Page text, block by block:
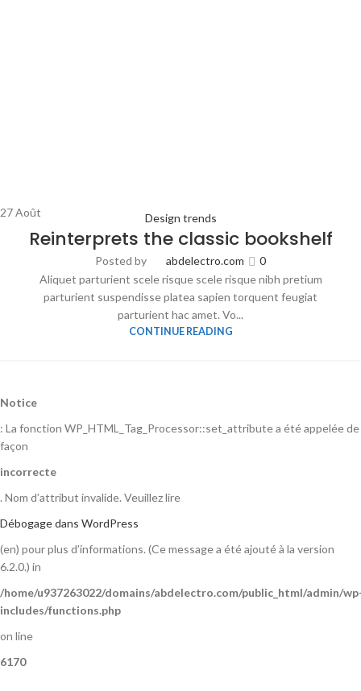
27Août Design trends
Reinterprets the classic bookshelf
Posted by abdelectro.com
0
Aliquet parturient scele risque scele risque nibh pretium
parturient suspendisse platea sapien torquent feugiat
parturient hac amet. Vo...
CONTINUE READING
Notice
: La fonction WP_HTML_Tag_Processor::set_attribute a été appelée de
façon
incorrecte
. Nom d’attribut invalide. Veuillez lire
Débogage dans WordPress
(en) pour plus d’informations. (Ce message a été ajouté à la version
6.2.0.) in
/home/u937263022/domains/abdelectro.com/public_html/admin/
includes/functions.php
on line
6170